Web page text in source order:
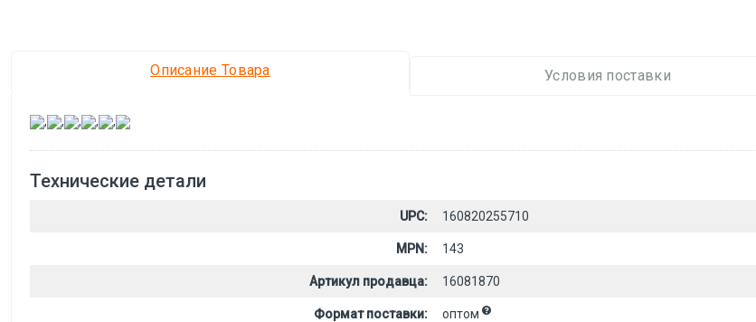
Описание Товара Условия поставки
, , , , ,
Технические детали
UPC: 160820255710
MPN: 143
Артикул продавца: 16081870
Формат поставки: оптом